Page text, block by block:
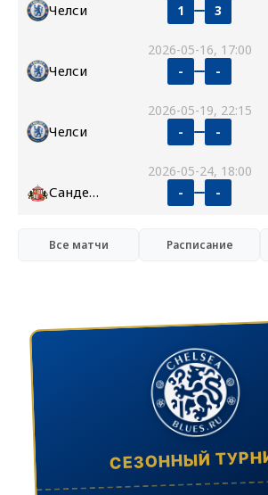
Челси 1 3
2026-05-16, 17:00
Челси - -
2026-05-19, 22:15
Челси - -
2026-05-24, 18:00
Сандерленд - -
Все матчи Расписание
СЕЗОННЫЙ